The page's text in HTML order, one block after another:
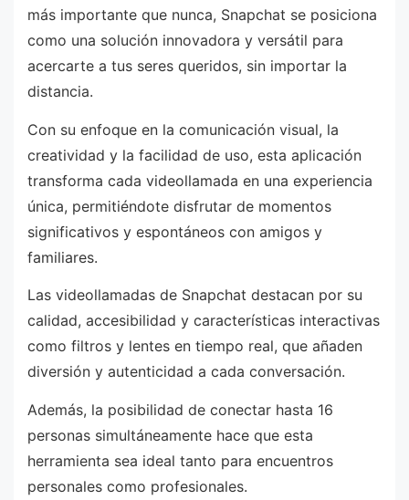
más importante que nunca, Snapchat se posiciona
como una solución innovadora y versátil para
acercarte a tus seres queridos, sin importar la
distancia.
Con su enfoque en la comunicación visual, la
creatividad y la facilidad de uso, esta aplicación
transforma cada videollamada en una experiencia
única, permitiéndote disfrutar de momentos
significativos y espontáneos con amigos y
familiares.
Las videollamadas de Snapchat destacan por su
calidad, accesibilidad y características interactivas
como filtros y lentes en tiempo real, que añaden
diversión y autenticidad a cada conversación.
Además, la posibilidad de conectar hasta 16
personas simultáneamente hace que esta
herramienta sea ideal tanto para encuentros
personales como profesionales.